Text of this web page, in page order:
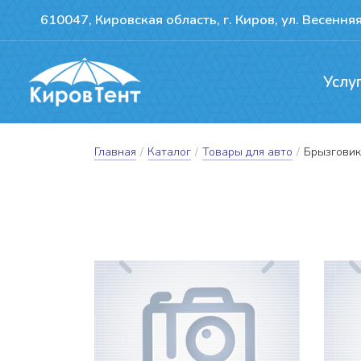
610047, Кировская область, г. Киров, ул.
Главная / Каталог / Товары для авто /